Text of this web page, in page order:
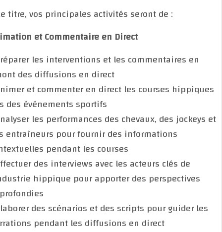
A ce titre, vos principales activités seront de :
Animation et Commentaire en Direct
- Préparer les interventions et les commentaires en
amont des diffusions en direct
- Animer et commenter en direct les courses
lors des événements sportifs
- Analyser les performances des chevaux, des
des entraîneurs pour fournir des informations
contextuelles pendant les courses
- Effectuer des interviews avec les acteurs clés de
l'industrie hippique pour apporter des perspectives
approfondies
- Élaborer des scénarios et des scripts pour guider
narrations pendant les diffusions en direct